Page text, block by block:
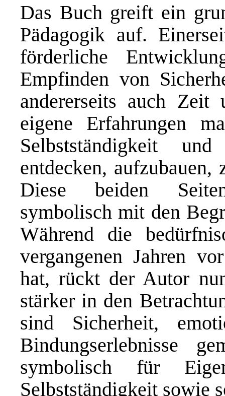
Das Buch greift ein
Pädagogik auf.
förderliche
Empfinden von
andererseits auch
eigene Erfahrungen
Selbstständigkeit
entdecken,
Diese beiden
symbolisch mit den
Während die
vergangenen Jahren
hat, rückt der Autor
stärker in den
sind Sicherheit,
Bindungserlebnisse
symbolisch für
Selbstständigkeit sowie